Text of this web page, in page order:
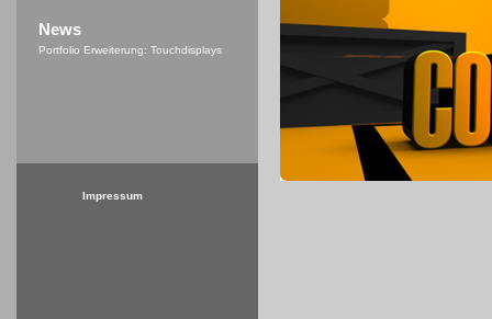
News
Portfolio Erweiterung: Touchdisplays
Impressum